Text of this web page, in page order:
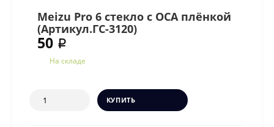
Meizu Pro 6 стекло с OCA плёнкой
(Артикул.ГС-3120)
50 ₽
На складе
КУПИТЬ